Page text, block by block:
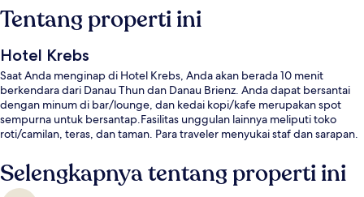
Tentang properti ini
Hotel Krebs
Saat Anda menginap di Hotel Krebs, Anda akan berada 10 menit
berkendara dari Danau Thun dan Danau Brienz. Anda dapat bersantai
dengan minum di bar/lounge, dan kedai kopi/kafe merupakan spot
sempurna untuk bersantap.Fasilitas unggulan lainnya meliputi toko
roti/camilan, teras, dan taman. Para traveler menyukai staf dan sarapan.
Selengkapnya tentang properti ini